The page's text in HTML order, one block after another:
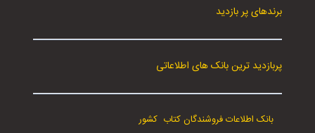
برندهای پر بازدید
پربازدید ترین بانک های اطلاعاتی
بانک اطلاعات فروشندگان کتاب کشور